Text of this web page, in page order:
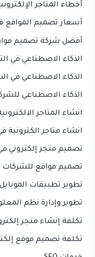
أخطاء المتاجر
أسعار تصميم المواقع
أفضل شركة تصميم
الذكاء الاصطناعي في
الذكاء الاصطناعي في
الذكاء الاصطناعي
انشاء المتاجر
انشاء متاجر الكترونية
تصميم متجر إلكتروني
تصميم مواقع للشركات
تطوير تطبيقات الموبايل
تطوير وإدارة نظم
تكلفة إنشاء متجر
تكلفة تصميم موقع